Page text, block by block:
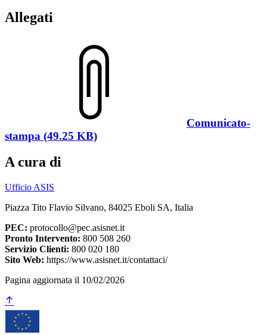
Allegati
Comunicato-
stampa (49.25 KB)
A cura di
Ufficio ASIS
Piazza Tito Flavio Silvano, 84025 Eboli SA, Italia
PEC: protocollo@pec.asisnet.it
Pronto Intervento: 800 508 260
Servizio Clienti: 800 020 180
Sito Web: https://www.asisnet.it/contattaci/
Pagina aggiornata il 10/02/2026